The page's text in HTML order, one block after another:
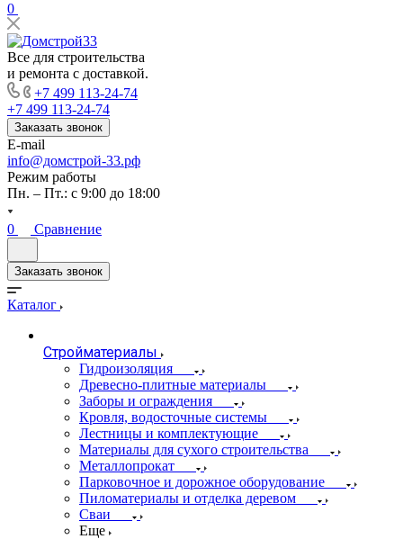
0
Все для строительства
и ремонта с доставкой.
+7 499 113-24-74
+7 499 113-24-74
Заказать звонок
E-mail
info@домстрой-33.рф
Режим работы
Пн. – Пт.: с 9:00 до 18:00
0 Сравнение
Заказать звонок
Каталог
Стройматериалы
Гидроизоляция
Древесно-плитные материалы
Заборы и ограждения
Кровля, водосточные системы
Лестницы и комплектующие
Материалы для сухого строительства
Металлопрокат
Парковочное и дорожное оборудование
Пиломатериалы и отделка деревом
Сваи
Еще